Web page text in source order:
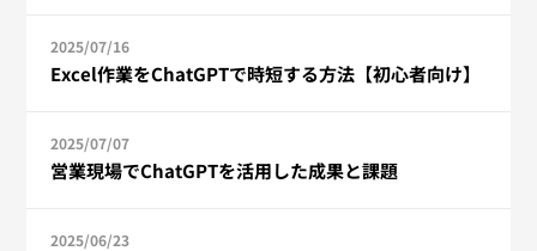
2025/07/16
Excel作業をChatGPTで時短する方法【初心者向け】
2025/07/07
営業現場でChatGPTを活用した成果と課題
2025/06/23